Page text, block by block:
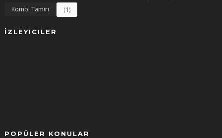
Kombi Tamiri (1)
İZLEYICILER
POPÜLER KONULAR